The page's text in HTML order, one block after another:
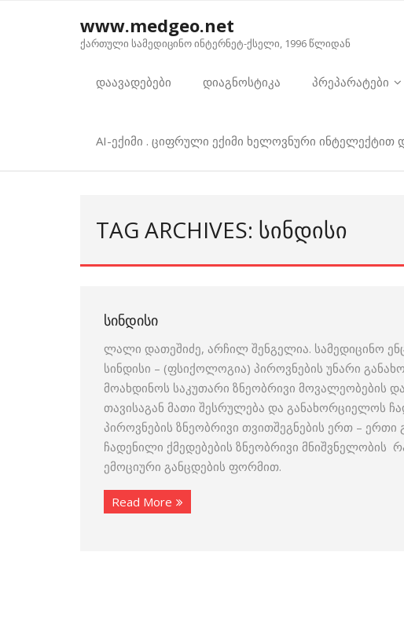
www.medgeo.net
ქართული სამედიცინო ინტერნეტ-ქსელი, 1996 წლიდან
დაავადებები დიაგნოსტიკა პრეპარატები
AI-ექიმი . ციფრული ექიმი ხელოვნური ინტელექტით
TAG ARCHIVES: ᲡᲘᲜᲓᲘᲡᲘ
ᲡᲘᲜᲓᲘᲡᲘ
ლალი დათეშიძე, არჩილ შენგელია. სამედიცინო
სინდისი – (ფსიქოლოგია) პიროვნების უნარი
მოახდინოს საკუთარი ზნეობრივი მოვალეობების
თავისაგან მათი შესრულება და განახორციელოს
პიროვნების ზნეობრივი თვითშეგნების ერთ –
ჩადენილი ქმედებების ზნეობრივი მნიშვნელობის
ემოციური განცდების ფორმით.
Read More